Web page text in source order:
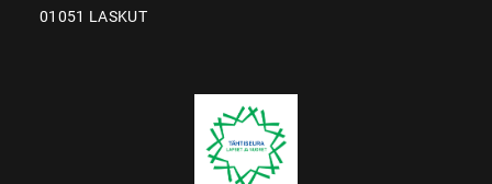
01051 LASKUT